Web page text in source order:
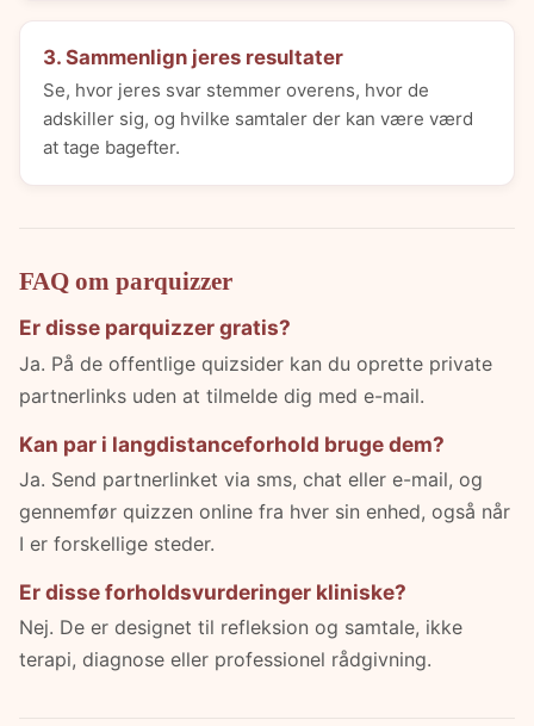
3. Sammenlign jeres resultater
Se, hvor jeres svar stemmer overens, hvor de
adskiller sig, og hvilke samtaler der kan være værd
at tage bagefter.
FAQ om parquizzer
Er disse parquizzer gratis?
Ja. På de offentlige quizsider kan du oprette private
partnerlinks uden at tilmelde dig med e-mail.
Kan par i langdistanceforhold bruge dem?
Ja. Send partnerlinket via sms, chat eller e-mail, og
gennemfør quizzen online fra hver sin enhed, også når
I er forskellige steder.
Er disse forholdsvurderinger kliniske?
Nej. De er designet til refleksion og samtale, ikke
terapi, diagnose eller professionel rådgivning.